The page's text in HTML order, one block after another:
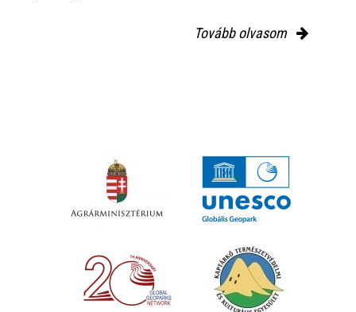
Tovább olvasom